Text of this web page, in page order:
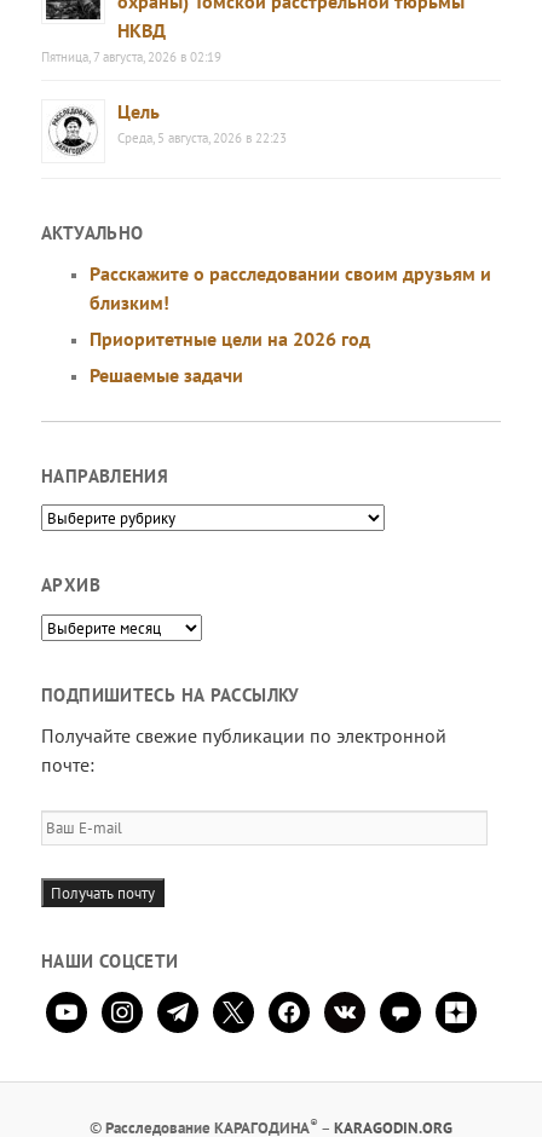
НКВД
Пятница, 7 августа, 2026 в 02:19
Цель
Среда, 5 августа, 2026 в 22:23
АКТУАЛЬНО
Расскажите о расследовании своим друзьям и
близким!
Приоритетные цели на 2026 год
Решаемые задачи
НАПРАВЛЕНИЯ
Направления
АРХИВ
Архив
ПОДПИШИТЕСЬ НА РАССЫЛКУ
Получайте свежие публикации по электронной
почте:
Ваш
E-
mail
Получать почту
НАШИ СОЦСЕТИ
youtubeinstagramtelegram
x facebookvkontaktecomment
zen-
yandex
©Расследование КАРАГОДИНА® – KARAGODIN.ORG